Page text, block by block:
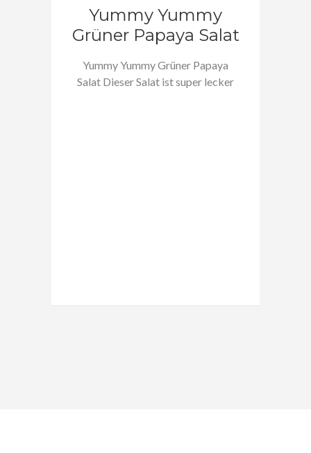
Yummy Yummy
Grüner Papaya Salat
Yummy Yummy Grüner Papaya
Salat Dieser Salat ist super lecker